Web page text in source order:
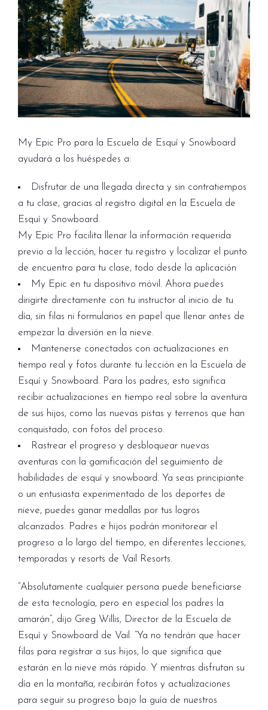
My Epic Pro para la Escuela de Esquí y Snowboard
ayudará a los huéspedes a:
Disfrutar de una llegada directa y sin contratiempos
a tu clase, gracias al registro digital en la Escuela de
Esquí y Snowboard.
My Epic Pro facilita llenar la información requerida
previo a la lección, hacer tu registro y localizar el punto
de encuentro para tu clase, todo desde la aplicación
My Epic en tu dispositivo móvil. Ahora puedes
dirigirte directamente con tu instructor al inicio de tu
día, sin filas ni formularios en papel que llenar antes de
empezar la diversión en la nieve.
Mantenerse conectados con actualizaciones en
tiempo real y fotos durante tu lección en la Escuela de
Esquí y Snowboard. Para los padres, esto significa
recibir actualizaciones en tiempo real sobre la aventura
de sus hijos, como las nuevas pistas y terrenos que han
conquistado, con fotos del proceso.
Rastrear el progreso y desbloquear nuevas
aventuras con la gamificación del seguimiento de
habilidades de esquí y snowboard. Ya seas principiante
o un entusiasta experimentado de los deportes de
nieve, puedes ganar medallas por tus logros
alcanzados. Padres e hijos podrán monitorear el
progreso a lo largo del tiempo, en diferentes lecciones,
temporadas y resorts de Vail Resorts.
“Absolutamente cualquier persona puede beneficiarse
de esta tecnología, pero en especial los padres la
amarán”, dijo Greg Willis, Director de la Escuela de
Esquí y Snowboard de Vail. “Ya no tendrán que hacer
filas para registrar a sus hijos, lo que significa que
estarán en la nieve más rápido. Y mientras disfrutan su
día en la montaña, recibirán fotos y actualizaciones
para seguir su progreso bajo la guía de nuestros